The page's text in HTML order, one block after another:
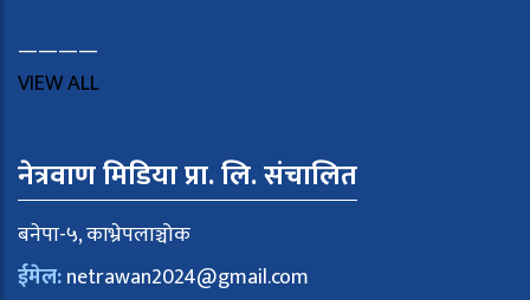
————
VIEW ALL
नेत्रवाण मिडिया प्रा. लि. संचालित
बनेपा-५, काभ्रेपलाञ्चोक
ईमेल:netrawan2024@gmail.com